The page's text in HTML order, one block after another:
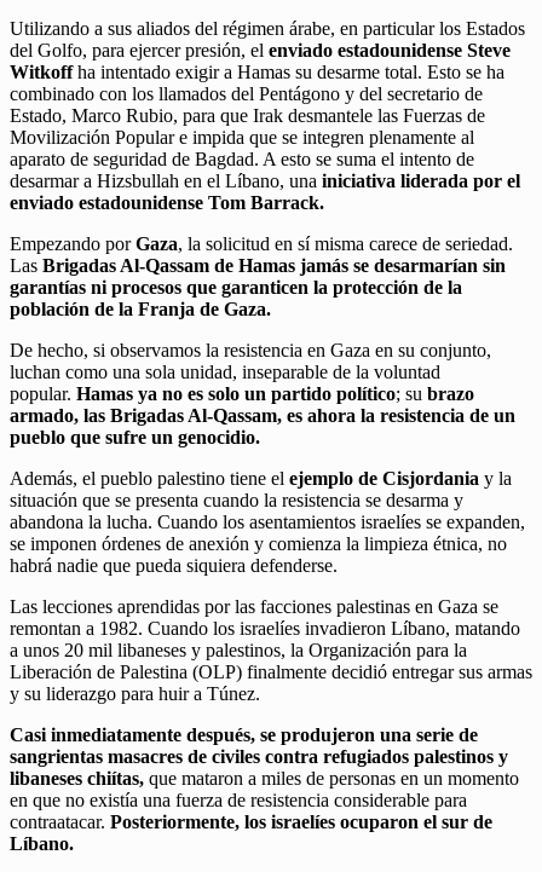
Utilizando a sus aliados del régimen árabe, en particular los Estados
del Golfo, para ejercer presión, el enviado estadounidense Steve
Witkoffha intentado exigir a Hamas su desarme total. Esto se ha
combinado con los llamados del Pentágono y del secretario de
Estado, Marco Rubio, para que Irak desmantele las Fuerzas de
Movilización Popular e impida que se integren plenamente al
aparato de seguridad de Bagdad. A esto se suma el intento de
desarmar a Hizsbullah en el Líbano, una iniciativa liderada por el
enviado estadounidense Tom Barrack.
Empezando porGaza, la solicitud en sí misma carece de seriedad.
Las Brigadas Al-Qassam de Hamas jamás se desarmarían sin
garantías ni procesos que garanticen la protección de la
población de la Franja de Gaza.
De hecho, si observamos la resistencia en Gaza en su conjunto,
luchan como una sola unidad, inseparable de la voluntad
popular. Hamas ya no es solo un partido político; su brazo
armado, las Brigadas Al-Qassam, es ahora la resistencia de un
pueblo que sufre un genocidio.
Además, el pueblo palestino tiene el ejemplo de Cisjordania y la
situación que se presenta cuando la resistencia se desarma y
abandona la lucha. Cuando los asentamientos israelíes se expanden,
se imponen órdenes de anexión y comienza la limpieza étnica, no
habrá nadie que pueda siquiera defenderse.
Las lecciones aprendidas por las facciones palestinas en Gaza se
remontan a 1982. Cuando los israelíes invadieron Líbano, matando
a unos 20 mil libaneses y palestinos, la Organización para la
Liberación de Palestina (OLP) finalmente decidió entregar sus armas
y su liderazgo para huir a Túnez.
Casi inmediatamente después, se produjeron una serie de
sangrientas masacres de civiles contra refugiados palestinos y
libaneses chiítas, que mataron a miles de personas en un momento
en que no existía una fuerza de resistencia considerable para
contraatacar. Posteriormente, los israelíes ocuparon el sur de
Líbano.